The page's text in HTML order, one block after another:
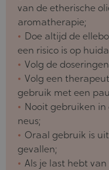
van de etherische
aromatherapie;
Doe altijd de
een risico is op
Volg de
Volg een
gebruik met een
Nooit gebruiken
neus;
Oraal gebruik is
gevallen;
Als je last hebt